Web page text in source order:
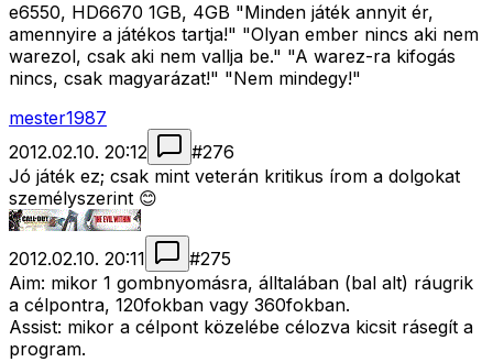
e6550, HD6670 1GB, 4GB "Minden játék annyit ér,
amennyire a játékos tartja!" "Olyan ember nincs aki nem
warezol, csak aki nem vallja be." "A warez-ra kifogás
nincs, csak magyarázat!" "Nem mindegy!"
mester1987
2012.02.10. 20:12
#276
Jó játék ez; csak mint veterán kritikus írom a dolgokat
személyszerint 😊
2012.02.10. 20:11 #275
Aim: mikor 1 gombnyomásra, álltalában (bal alt) ráugrik
a célpontra, 120fokban vagy 360fokban.
Assist: mikor a célpont közelébe célozva kicsit rásegít a
program.